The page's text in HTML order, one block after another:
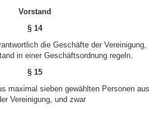
Vorstand
§ 14
die Geschäfte der Vereinigung,
in einer Geschäftsordnung regeln.
§ 15
maximal sieben gewählten Personen aus
Vereinigung, und zwar